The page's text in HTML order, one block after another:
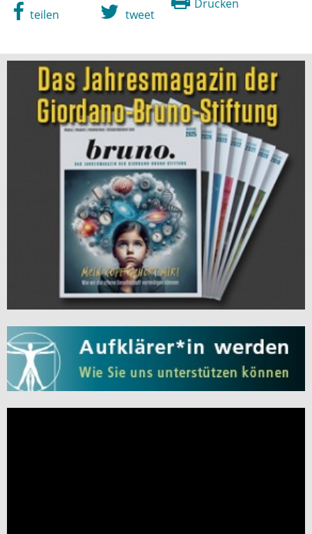
Drucken
teilen tweet